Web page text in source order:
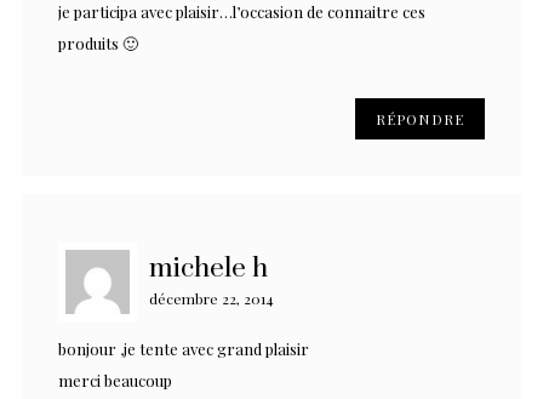
je participa avec plaisir…l’occasion de connaitre ces
produits 🙂
RÉPONDRE
michele h
décembre 22, 2014
bonjour ,je tente avec grand plaisir
merci beaucoup